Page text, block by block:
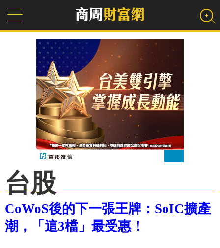
台股
CoWoS後的下一張王牌：SoIC擴產
潮，「這3檔」最受惠！